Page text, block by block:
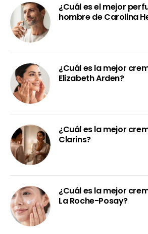
¿Cuál es el mejor
hombre de Carolina
¿Cuál es la mejor
Elizabeth Arden?
¿Cuál es la mejor
Clarins?
¿Cuál es la mejor
La Roche-Posay?